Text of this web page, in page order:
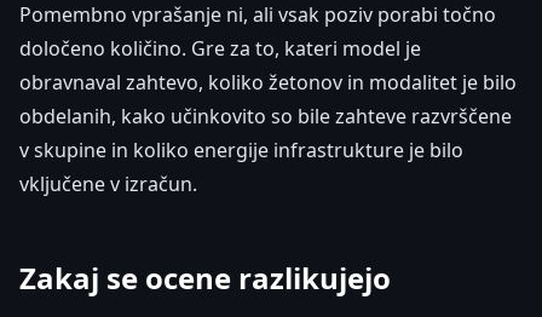
Pomembno vprašanje ni, ali vsak poziv porabi točno
določeno količino. Gre za to, kateri model je
obravnaval zahtevo, koliko žetonov in modalitet je bilo
obdelanih, kako učinkovito so bile zahteve razvrščene
v skupine in koliko energije infrastrukture je bilo
vključene v izračun.
Zakaj se ocene razlikujejo